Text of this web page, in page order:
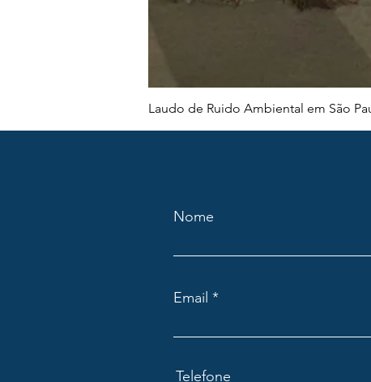
Laudo de Ruido Ambiental em São
Nome
Email